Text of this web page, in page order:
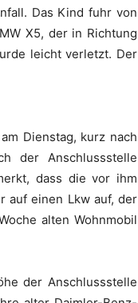
Das Kind fuhr von
X5, der in Richtung
leicht verletzt. Der
Dienstag, kurz nach
der Anschlussstelle
dass die vor ihm
auf einen Lkw auf, der
alten Wohnmobil
der Anschlussstelle